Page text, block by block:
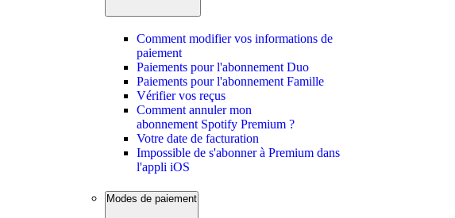
Comment modifier vos informations de
paiement
Paiements pour l'abonnement Duo
Paiements pour l'abonnement Famille
Vérifier vos reçus
Comment annuler mon
abonnement Spotify Premium ?
Votre date de facturation
Impossible de s'abonner à Premium dans
l'appli iOS
Modes de paiement